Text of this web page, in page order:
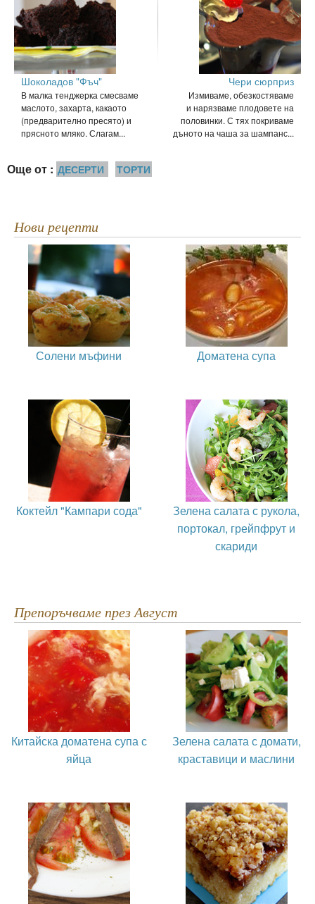
Шоколадов "Фъч"
В малка тенджерка смесваме
маслото, захарта, какаото
(предварително пресято) и
прясното мляко. Слагам...
Чери сюрприз
Измиваме, обезкостяваме
и нарязваме плодовете на
половинки. С тях покриваме
дъното на чаша за шампанс...
Още от : ДЕСЕРТИ ТОРТИ
Нови рецепти
Солени мъфини Доматена супа
Коктейл "Кампари сода"
Зелена салата с рукола,
портокал, грейпфрут и
скариди
Препоръчваме през Август
Китайска доматена супа с
яйца
Зелена салата с домати,
краставици и маслини